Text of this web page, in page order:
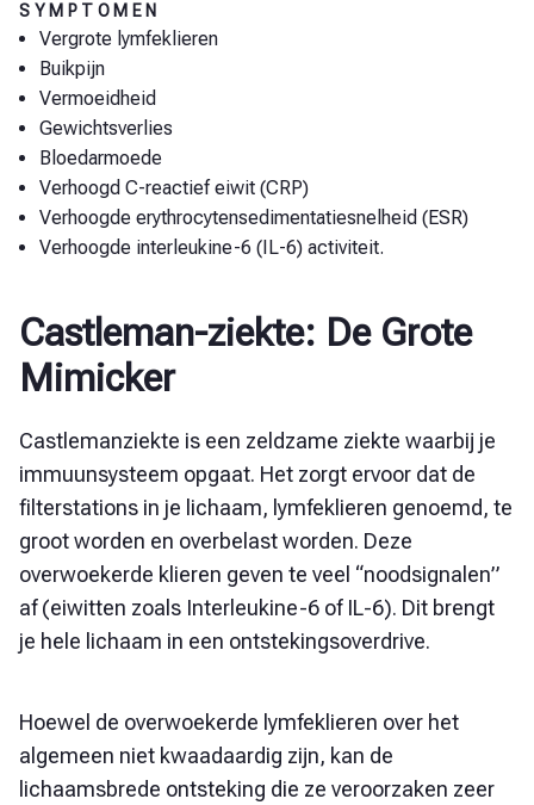
SYMPTOMEN
Vergrote lymfeklieren
Buikpijn
Vermoeidheid
Gewichtsverlies
Bloedarmoede
Verhoogd C-reactief eiwit (CRP)
Verhoogde erythrocytensedimentatiesnelheid (ESR)
Verhoogde interleukine-6 (IL-6) activiteit.
Castleman-ziekte: De Grote
Mimicker
Castlemanziekte is een zeldzame ziekte waarbij je
immuunsysteem opgaat. Het zorgt ervoor dat de
filterstations in je lichaam, lymfeklieren genoemd, te
groot worden en overbelast worden. Deze
overwoekerde klieren geven te veel “noodsignalen”
af (eiwitten zoals Interleukine-6 of IL-6). Dit brengt
je hele lichaam in een ontstekingsoverdrive.
Hoewel de overwoekerde lymfeklieren over het
algemeen niet kwaadaardig zijn, kan de
lichaamsbrede ontsteking die ze veroorzaken zeer